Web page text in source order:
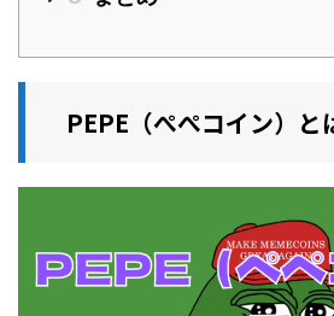
PEPE（ぺぺコイン）と